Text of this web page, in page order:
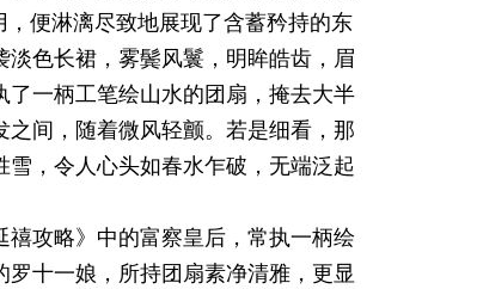
便淋漓尽致地展现了含蓄矜持的东
色长裙，雾鬓风鬟，明眸皓齿，眉
一柄工笔绘山水的团扇，掩去大半
间，随着微风轻颤。若是细看，那
，令人心头如春水乍破，无端泛起
攻略》中的富察皇后，常执一柄绘
十一娘，所持团扇素净清雅，更显